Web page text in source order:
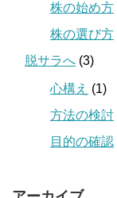
株の始め方
株の選び方
脱サラへ (3)
心構え (1)
方法の検討
目的の確認